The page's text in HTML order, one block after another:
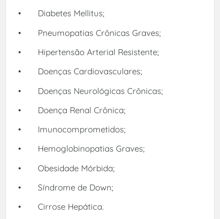
•
Diabetes Mellitus;
•
Pneumopatias Crônicas Graves;
•
Hipertensão Arterial Resistente;
•
Doenças Cardiovasculares;
•
Doenças Neurológicas Crônicas;
•
Doença Renal Crônica;
•
Imunocomprometidos;
•
Hemoglobinopatias Graves;
•
Obesidade Mórbida;
•
Síndrome de Down;
•
Cirrose Hepática.